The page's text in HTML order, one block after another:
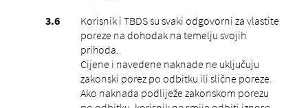
Korisnik i TBDS su svaki odgovorni za vlastite
poreze na dohodak na temelju svojih
prihoda.
Cijene i navedene naknade ne uključuju
zakonski porez po odbitku ili slične poreze.
Ako naknada podliježe zakonskom porezu